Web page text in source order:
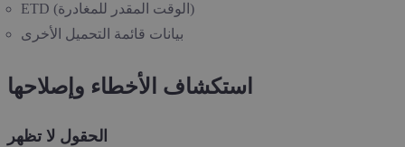
ETD (الوقت المقدر للمغادرة)
بيانات قائمة التحميل الأخرى
استكشاف الأخطاء وإصلاحها
الحقول لا تظهر